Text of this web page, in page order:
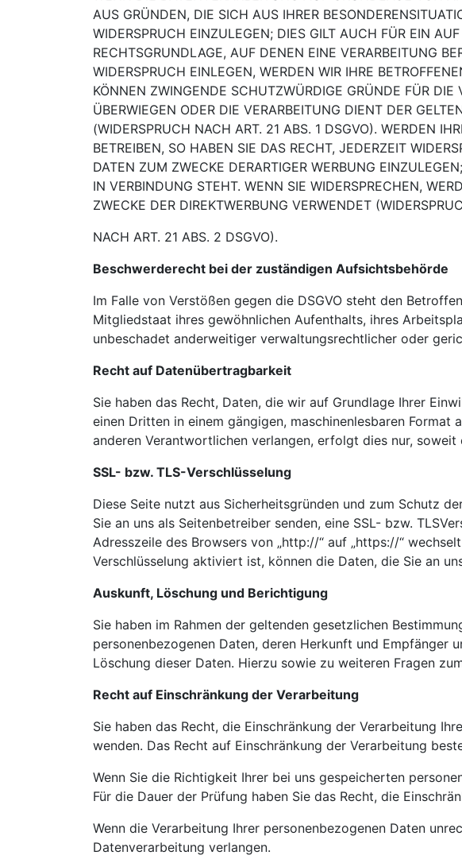
AUS GRÜNDEN, DIE SICH AUS IHRER
WIDERSPRUCH EINZULEGEN; DIES GILT AUCH FÜR EIN
RECHTSGRUNDLAGE, AUF DENEN EINE VERARBEITUNG
WIDERSPRUCH EINLEGEN, WERDEN WIR IHRE
KÖNNEN ZWINGENDE SCHUTZWÜRDIGE GRÜNDE FÜR DIE
ÜBERWIEGEN ODER DIE VERARBEITUNG DIENT DER
(WIDERSPRUCH NACH ART. 21 ABS. 1 DSGVO). WERDEN
BETREIBEN, SO HABEN SIE DAS RECHT, JEDERZEIT
DATEN ZUM ZWECKE DERARTIGER WERBUNG
IN VERBINDUNG STEHT. WENN SIE WIDERSPRECHEN,
ZWECKE DER DIREKTWERBUNG VERWENDET
NACH ART. 21 ABS. 2 DSGVO).
Beschwerderecht bei der zuständigen Aufsichtsbehörde
Im Falle von Verstößen gegen die DSGVO steht den
Mitgliedstaat ihres gewöhnlichen Aufenthalts, ihres
unbeschadet anderweitiger verwaltungsrechtlicher oder
Recht auf Datenübertragbarkeit
Sie haben das Recht, Daten, die wir auf Grundlage Ihrer
einen Dritten in einem gängigen, maschinenlesbaren
anderen Verantwortlichen verlangen, erfolgt dies nur, soweit
SSL- bzw. TLS-Verschlüsselung
Diese Seite nutzt aus Sicherheitsgründen und zum Schutz
Sie an uns als Seitenbetreiber senden, eine SSL- bzw.
Adresszeile des Browsers von „http://“ auf „https://“
Verschlüsselung aktiviert ist, können die Daten, die Sie an
Auskunft, Löschung und Berichtigung
Sie haben im Rahmen der geltenden gesetzlichen
personenbezogenen Daten, deren Herkunft und Empfänger
Löschung dieser Daten. Hierzu sowie zu weiteren Fragen
Recht auf Einschränkung der Verarbeitung
Sie haben das Recht, die Einschränkung der Verarbeitung
wenden. Das Recht auf Einschränkung der Verarbeitung
Wenn Sie die Richtigkeit Ihrer bei uns gespeicherten
Für die Dauer der Prüfung haben Sie das Recht, die
Wenn die Verarbeitung Ihrer personenbezogenen Daten
Datenverarbeitung verlangen.